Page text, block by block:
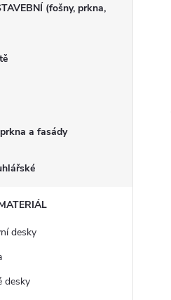
(fošny, prkna,
a fasády
desky
desky